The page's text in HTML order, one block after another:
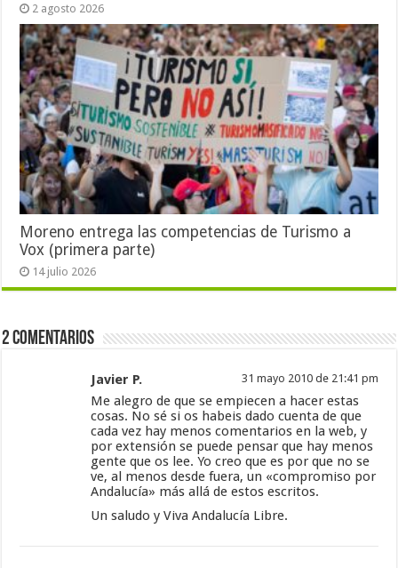
2 agosto 2026
Moreno entrega las competencias de Turismo a
Vox (primera parte)
14 julio 2026
2 Comentarios
Javier P. 31 mayo 2010 de 21:41 pm
Me alegro de que se empiecen a hacer estas
cosas. No sé si os habeis dado cuenta de que
cada vez hay menos comentarios en la web, y
por extensión se puede pensar que hay menos
gente que os lee. Yo creo que es por que no se
ve, al menos desde fuera, un «compromiso por
Andalucía» más allá de estos escritos.
Un saludo y Viva Andalucía Libre.